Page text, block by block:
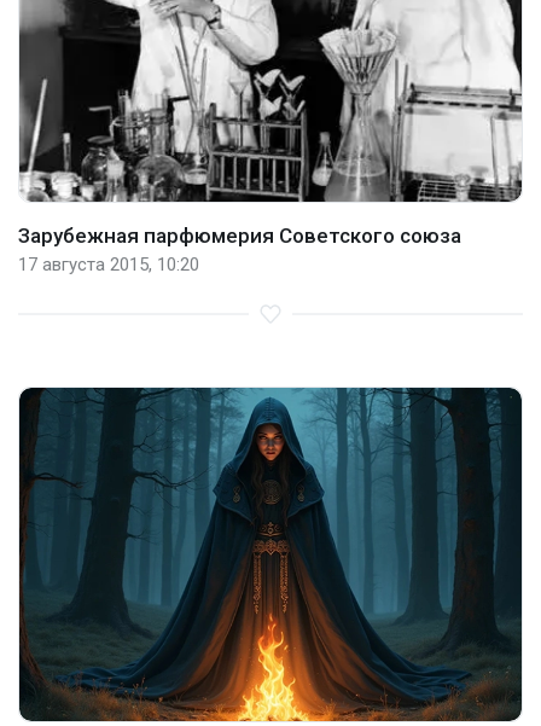
Зарубежная парфюмерия Советского союза
17 августа 2015, 10:20